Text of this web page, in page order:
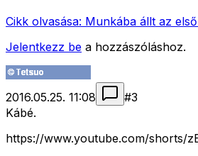
Cikk olvasása: Munkába állt az
Jelentkezz be a hozzászóláshoz.
2016.05.25. 11:08 #3
Kábé.
https://www.youtube.com/shorts/